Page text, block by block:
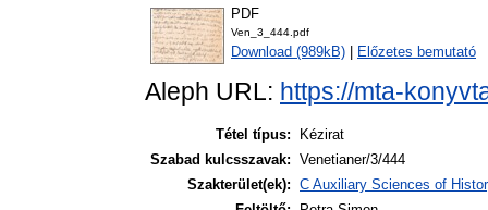
PDF
Ven_3_444.pdf
Download (989kB) Előzetes bemutató
Aleph URL: https://mta-
Tétel típus:
Kézirat
Szabad kulcsszavak: Venetianer/3/444
Szakterület(ek): C Auxiliary Sciences of